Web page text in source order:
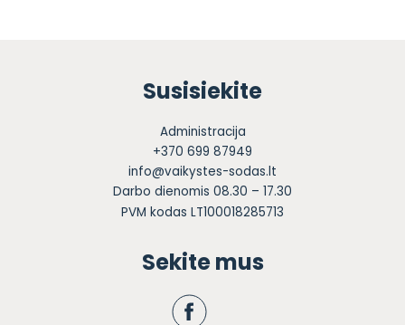
Susisiekite
Administracija
+370 699 87949
info@vaikystes-sodas.lt
Darbo dienomis 08.30 – 17.30
PVM kodas LT100018285713
Sekite mus